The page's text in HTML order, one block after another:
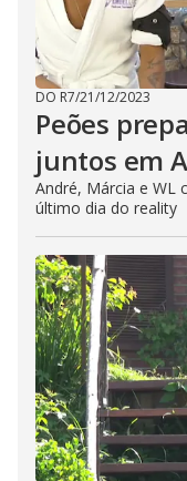
DO R7/21/12/2023
Peões
juntos em
André, Márcia e WL
último dia do reality